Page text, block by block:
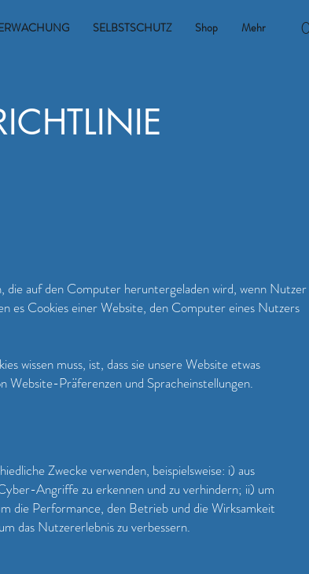
SELBSTSCHUTZ Shop Mehr
die auf den Computer heruntergeladen wird, wenn Nutzer
es Cookies einer Website, den Computer eines Nutzers
wissen muss, ist, dass sie unsere Website etwas
Website-Präferenzen und Spracheinstellungen.
Zwecke verwenden, beispielsweise: i) aus
Angriffe zu erkennen und zu verhindern; ii) um
die Performance, den Betrieb und die Wirksamkeit
das Nutzererlebnis zu verbessern.